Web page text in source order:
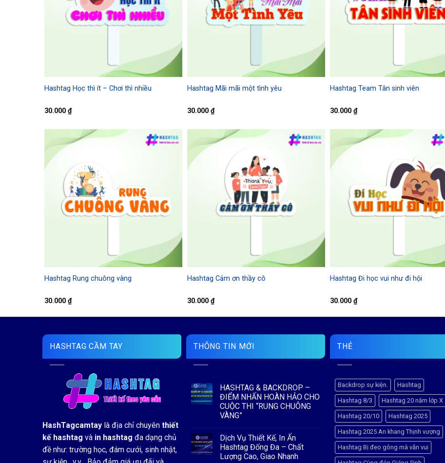
Hashtag Học thì ít – Chơi thì nhiều
30.000 ₫
Hashtag Mãi mãi một tình yêu
30.000 ₫
Hashtag Team Tân sinh viên
30.000 ₫
Hashtag Rung chuông vàng
30.000 ₫
Hashtag Cảm ơn thầy cô
30.000 ₫
Hashtag Đi học vui như đi hội
30.000 ₫
HASHTAG CẦM TAY
HashTagcamtay là địa chỉ chuyên thiết
kế hashtag và in hashtag đa dạng chủ
đề như: trường học, đám cưới, sinh nhật,
THÔNG TIN MỚI
HASHTAG & BACKDROP –
ĐIỂM NHẤN HOÀN HẢO CHO
CUỘC THI “RUNG CHUÔNG
VÀNG”
bình
luận
ở
HASHTAG
Dịch Vụ Thiết Kế, In Ấn
Hashtag Đống Đa – Chất
Lượng Cao, Giao Nhanh
THẺ
Backdrop sự kiện. Hashtag
Hashtag 8/3 Hashtag 20 năm lớp X
Hashtag 20/10 Hashtag 2025
Hashtag 2025 An khang Thịnh vượng
Hashtag Bị đeo gông mà vẫn vui